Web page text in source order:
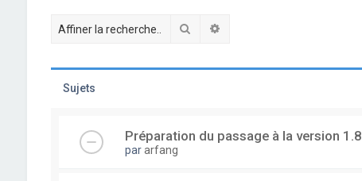
Rechercher
Sujets
Préparation du passage à la version 1.8
pararfang